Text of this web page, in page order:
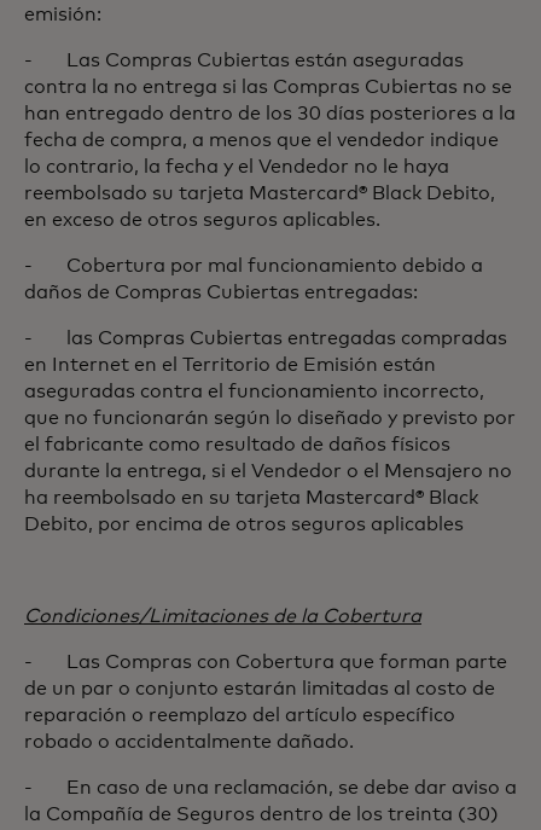
emisión:
- Las Compras Cubiertas están aseguradas
contra la no entrega si las Compras Cubiertas no se
han entregado dentro de los 30 días posteriores a la
fecha de compra, a menos que el vendedor indique
lo contrario, la fecha y el Vendedor no le haya
reembolsado su tarjeta Mastercard® Black Debito,
en exceso de otros seguros aplicables.
- Cobertura por mal funcionamiento debido a
daños de Compras Cubiertas entregadas:
- las Compras Cubiertas entregadas compradas
en Internet en el Territorio de Emisión están
aseguradas contra el funcionamiento incorrecto,
que no funcionarán según lo diseñado y previsto por
el fabricante como resultado de daños físicos
durante la entrega, si el Vendedor o el Mensajero no
ha reembolsado en su tarjeta Mastercard® Black
Debito, por encima de otros seguros aplicables
Condiciones/Limitaciones de la Cobertura
- Las Compras con Cobertura que forman parte
de un par o conjunto estarán limitadas al costo de
reparación o reemplazo del artículo específico
robado o accidentalmente dañado.
- En caso de una reclamación, se debe dar aviso a
la Compañía de Seguros dentro de los treinta (30)